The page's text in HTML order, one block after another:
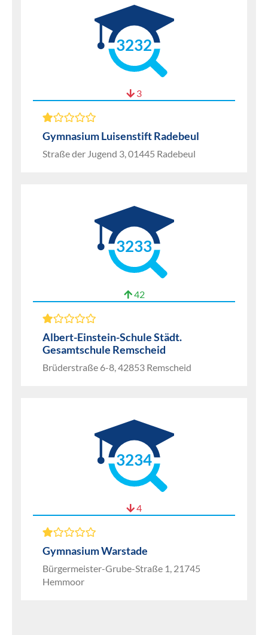
3232
3
Gymnasium Luisenstift Radebeul
Straße der Jugend 3, 01445 Radebeul
3233
42
Albert-Einstein-Schule Städt.
Gesamtschule Remscheid
Brüderstraße 6-8, 42853 Remscheid
3234
4
Gymnasium Warstade
Bürgermeister-Grube-Straße 1, 21745
Hemmoor